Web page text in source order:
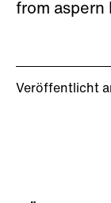
Veröffentlicht
from aspern